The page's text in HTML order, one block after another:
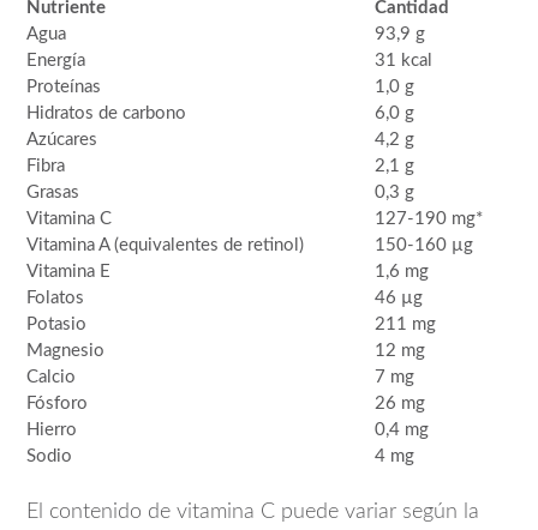
Nutriente
Cantidad
Agua
93,9 g
Energía
31 kcal
Proteínas
1,0 g
Hidratos de carbono
6,0 g
Azúcares
4,2 g
Fibra
2,1 g
Grasas
0,3 g
Vitamina C
127-190 mg*
Vitamina A (equivalentes de retinol)
150-160 µg
Vitamina E
1,6 mg
Folatos
46 µg
Potasio
211 mg
Magnesio
12 mg
Calcio
7 mg
Fósforo
26 mg
Hierro
0,4 mg
Sodio
4 mg
El contenido de vitamina C puede variar según la